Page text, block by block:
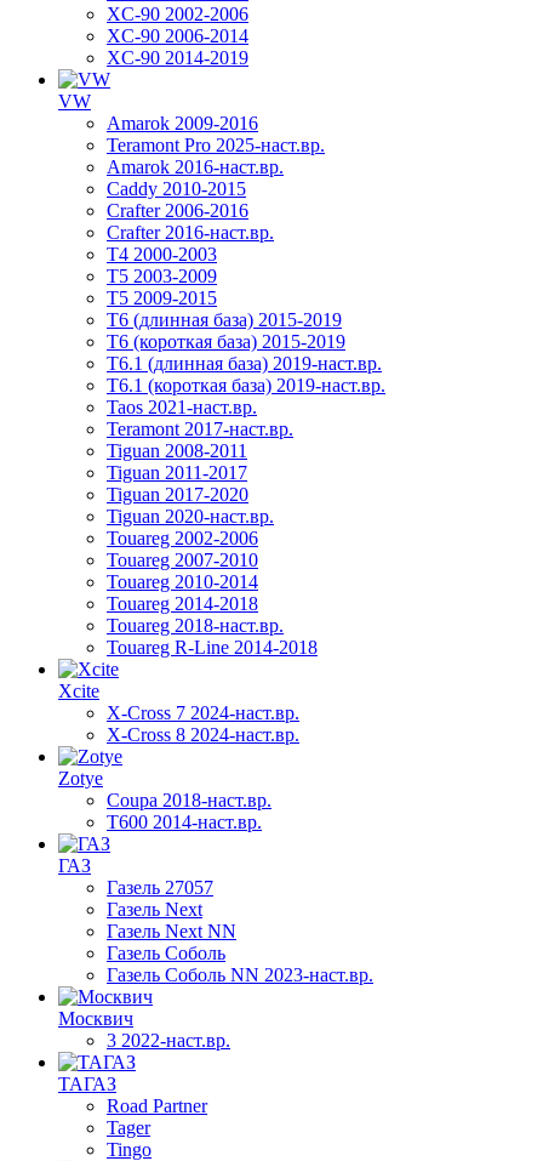
XC-90 2002-2006
XC-90 2006-2014
XC-90 2014-2019
VW
Amarok 2009-2016
Teramont Pro 2025-наст.вр.
Amarok 2016-наст.вр.
Caddy 2010-2015
Crafter 2006-2016
Crafter 2016-наст.вр.
T4 2000-2003
T5 2003-2009
T5 2009-2015
T6 (длинная база) 2015-2019
Т6 (короткая база) 2015-2019
T6.1 (длинная база) 2019-наст.вр.
T6.1 (короткая база) 2019-наст.вр.
Taos 2021-наст.вр.
Teramont 2017-наст.вр.
Tiguan 2008-2011
Tiguan 2011-2017
Tiguan 2017-2020
Tiguan 2020-наст.вр.
Touareg 2002-2006
Touareg 2007-2010
Touareg 2010-2014
Touareg 2014-2018
Touareg 2018-наст.вр.
Touareg R-Line 2014-2018
Xcite
X-Cross 7 2024-наст.вр.
X-Cross 8 2024-наст.вр.
Zotye
Coupa 2018-наст.вр.
T600 2014-наст.вр.
ГАЗ
Газель 27057
Газель Next
Газель Next NN
Газель Соболь
Газель Соболь NN 2023-наст.вр.
Москвич
3 2022-наст.вр.
ТАГАЗ
Road Partner
Tager
Tingo